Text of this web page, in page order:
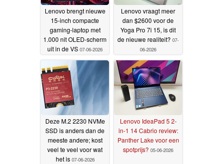
Lenovo brengt nieuwe
15-inch compacte
gaming-laptop met
1.000 nit OLED-scherm
uit in de VS 07-06-2026
Lenovo vraagt meer
dan $2600 voor de
Yoga Pro 7i 15, is dit
de nieuwe realiteit? 07-
06-2026
Deze M.2 2230 NVMe
SSD is anders dan de
meeste andere; kost
veel te veel voor wat
het is 07-06-2026
Lenovo IdeaPad 5 2-
in-1 14 Cabrio review:
Panther Lake voor een
spotprijs? 05-06-2026